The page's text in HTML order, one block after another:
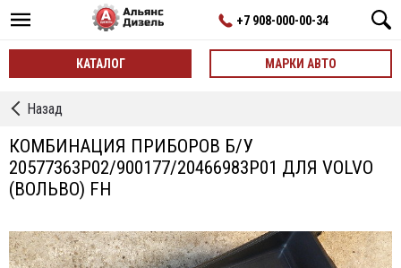
+7 908-000-00-34
КАТАЛОГ МАРКИ АВТО
←
Приборов
Назад
КОМБИНАЦИЯ ПРИБОРОВ Б/У
20577363P02/900177/20466983Р01 ДЛЯ VOLVO
(ВОЛЬВО) FH